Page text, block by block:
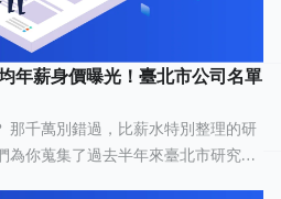
年薪身價曝光！臺北市公司名單
們最真實的工作經歷，有 8 人認為